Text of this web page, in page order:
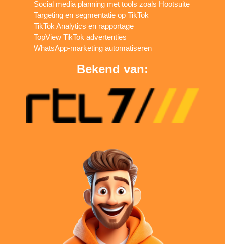
Social media planning met tools zoals Hootsuite
Targeting en segmentatie op TikTok
TikTok Analytics en rapportage
TopView TikTok advertenties
WhatsApp-marketing automatiseren
Bekend van: